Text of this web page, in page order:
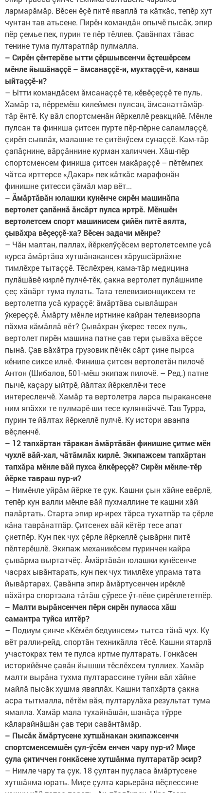
лармарăмăр. Вӗсен ӗçӗ питӗ яваплă та кăткăс, тепӗр хут
чунтан тав атьсене. Пирӗн командăн опычӗ пысăк, эпир
пӗр çемье пек, пурин те пӗр тӗллев. Çавăнпах тăвас
тенине тума пултаратпăр пулмалла.
– Сирӗн çӗнтерӗве ытти çӗршывсенчи ӗçтешӗрсем
мӗнле йышăнаççӗ – ăмсанаççӗ-и, мухтаççӗ-и, канаш
ыйтаççӗ-и?
– Ытти командăсем ăмсанаççӗ те, кӗвӗçеççӗ те пуль.
Хамăр та, пӗрремӗш килеймен пулсан, ăмсанаттăмăр-
тăр ӗнтӗ. Ку вăл спортсменăн йӗркеллӗ реакцийӗ. Мӗнле
пулсан та финиша çитсен пурте пӗр-пӗрне саламлаççӗ,
çирӗп сывлăх, малашне те çитӗнӳсем сунаççӗ. Кам-тăр
çапăçнине, вăрçăннине курман халиччен. Хăш-пӗр
спортсменсем финиша çитсен макăраççӗ – пӗтӗмпех
чăтса ирттерсе «Дакар» пек кăткăс марафонăн
финишне çитесси çăмăл мар вӗт...
– Ăмăртăвăн юлашки кунӗнче сирӗн машинăпа
вертолет çапăннă ăнсăрт пулса иртрӗ. Мӗншӗн
вертолетсем спорт машинисем çийӗн питӗ аялта,
çывăхра вӗçеççӗ-ха? Вӗсен задачи мӗнре?
– Чăн малтан, паллах, йӗркелӳçӗсем вертолетсемпе усă
курса ăмăртăва хутшăнакансен хăрушсăрлăхне
тимлӗхре тытаççӗ. Тӗслӗхрен, кама-тăр медицина
пулăшăвӗ кирлӗ пулчӗ-тӗк, çакна вертолет пулăшнипе
çеç хăвăрт тума пулать. Тата телевизионщиксем те
вертолетпа усă кураççӗ: ăмăртăва сывлăшран
ӳкереççӗ. Ăмăрту мӗнле иртнине кайран телевизорпа
пăхма кăмăллă вӗт? Çывăхран ӳкерес тесех пуль,
вертолет пирӗн машина патне çав тери çывăха вӗçсе
пынă. Çав вăхăтра грузовик пӗчӗк сăрт çине пырса
кӗнипе сиксе илнӗ. Финиша çитсен вертолетăн пилочӗ
Антон (Шибалов, 501-мӗш экипаж пилочӗ. – Ред.) патне
пычӗ, каçару ыйтрӗ, йăлтах йӗркеллӗ-и тесе
интересленчӗ. Хамăр та вертолетра ларса пыракансене
ним япăххи те пулмарӗ-ши тесе куляннăччӗ. Тав Турра,
пурин те йăлтах йӗркеллӗ пулчӗ. Ку истори аванпа
вӗçленчӗ.
– 12 тапхăртан тăракан ăмăртăвăн финишне çитме мӗн
чухлӗ вăй-хал, чăтăмлăх кирлӗ. Экипажсем тапхăртан
тапхăра мӗнле вăй пухса ӗлкӗреççӗ? Сирӗн мӗнле-тӗр
йӗрке тавраш пур-и?
– Нимӗнле уйрăм йӗрке те çук. Кашни çын хăйне евӗрлӗ,
тепӗр кун валли мӗнле вăй пухмаллине те кашни хăй
палăртать. Старта эпир ир-ирех тăрса тухатпăр та çӗрле
кăна таврăнатпăр. Çитсенех вăй кӗтӗр тесе апат
çиетпӗр. Кун пек чух çӗрле йӗркеллӗ çывăрни питӗ
пӗлтерӗшлӗ. Экипаж механикӗсем пуринчен кайра
çывăрма выртатчӗç. Ăмăртăвăн юлашки кунӗсенче
часрах ывăнтарать, кун пек чух тимлӗхе упрама тата
йывăртарах. Çавăнпа эпир ăмăртусенчен ирӗклӗ
вăхăтра спортзала тăтăш çӳресе ӳт-пӗве çирӗплететпӗр.
– Малти вырăнсенчен пӗри сирӗн пуласса хăш
самантра туйса илтӗр?
– Подиум çинче «Кӗмӗл бедуинсем» тытса тăнă чух. Ку
вӗт ралли-рейд, спортăн техникăлла тӗсӗ. Кашни ятарлă
участокрах тем те пулса иртме пултарать. Гонкăсен
историйӗнче çавăн йышши тӗслӗхсем туллиех. Хамăр
малти вырăна тухма пултарассине туйни вăл хăйне
майлă пысăк хушма яваплăх. Кашни тапхăрта çакна
асра тытмалла, пӗтӗм вăя, пултарулăха результат тума
ямалла. Хамăр мала тухайнăшăн, шанăçа тӳрре
кăларайнăшăн çав тери савăнтăмăр.
– Пысăк ăмăртусене хутшăнакан экипажсенчи
спортсменсемшӗн çул-ӳсӗм енчен чару пур-и? Миçе
çула çитиччен гонкăсене хутшăнма пултаратăр эсир?
– Нимле чару та çук. 18 çултан пуçласа ăмăртусене
хутшăнма юрать. Миçе çулта карьерăна вӗçлессине